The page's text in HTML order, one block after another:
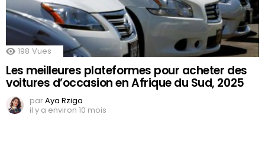
198 Vues
Les meilleures plateformes pour acheter des
voitures d’occasion en Afrique du Sud, 2025
parAya Rziga
il y a environ 10 mois